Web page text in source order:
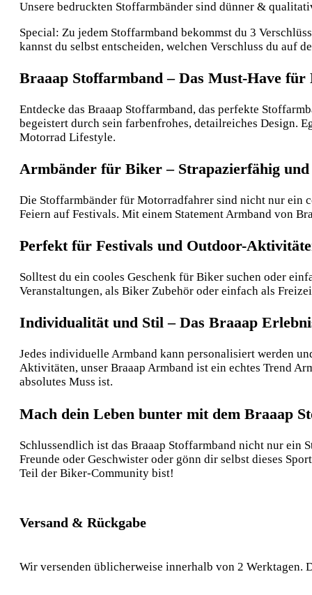
Unsere bedruckten Stoffarmbänder sind dünner &
Special: Zu jedem Stoffarmband bekommst du 3
kannst du selbst entscheiden, welchen Verschluss du auf
Braaap Stoffarmband – Das Must-Have
Entdecke das Braaap Stoffarmband, das perfekte
begeistert durch sein farbenfrohes, detailreiches Design.
Motorrad Lifestyle.
Armbänder für Biker – Strapazierfähig und
Die Stoffarmbänder für Motorradfahrer sind nicht nur ein
Feiern auf Festivals. Mit einem Statement Armband von
Perfekt für Festivals und Outdoor-
Solltest du ein cooles Geschenk für Biker suchen oder
Veranstaltungen, als Biker Zubehör oder einfach als
Individualität und Stil – Das Braaap
Jedes individuelle Armband kann personalisiert werden
Aktivitäten, unser Braaap Armband ist ein echtes Trend
absolutes Muss ist.
Mach dein Leben bunter mit dem Braaap
Schlussendlich ist das Braaap Stoffarmband nicht nur ein
Freunde oder Geschwister oder gönn dir selbst dieses
Teil der Biker-Community bist!
Versand & Rückgabe
Wir versenden üblicherweise innerhalb von 2 Werktagen.